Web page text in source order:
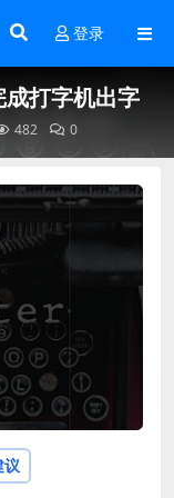
登录
成打字机出字
482 0
议